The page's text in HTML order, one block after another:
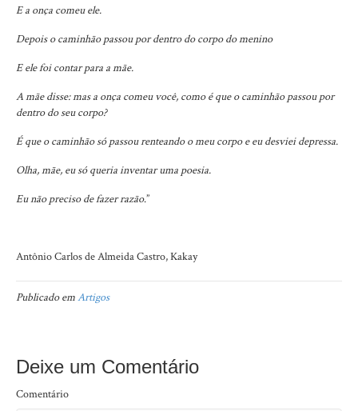
E a onça comeu ele.
Depois o caminhão passou por dentro do corpo do menino
E ele foi contar para a mãe.
A mãe disse: mas a onça comeu você, como é que o caminhão passou por
dentro do seu corpo?
É que o caminhão só passou renteando o meu corpo e eu desviei depressa.
Olha, mãe, eu só queria inventar uma poesia.
Eu não preciso de fazer razão.”
Antônio Carlos de Almeida Castro, Kakay
Publicado emArtigos
Deixe um Comentário
Comentário